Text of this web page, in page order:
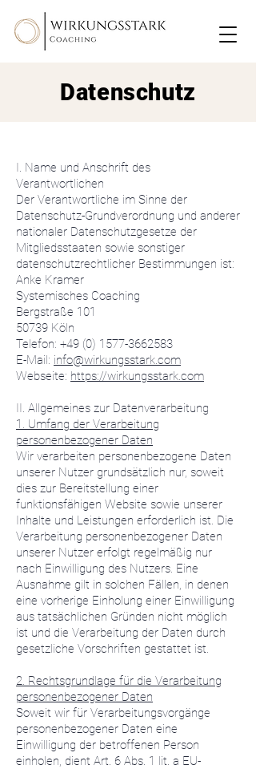
Datenschutz
I. Name und Anschrift des
Verantwortlichen
Der Verantwortliche im Sinne der
Datenschutz-Grundverordnung und anderer
nationaler Datenschutzgesetze der
Mitgliedsstaaten sowie sonstiger
datenschutzrechtlicher Bestimmungen ist:
Anke Kramer
Systemisches Coaching
Bergstraße 101
50739 Köln
Telefon: +49 (0) 1577-3662583
E-Mail: info@wirkungsstark.com
Webseite: https://wirkungsstark.com
II. Allgemeines zur Datenverarbeitung
1. Umfang der Verarbeitung
personenbezogener Daten
Wir verarbeiten personenbezogene Daten
unserer Nutzer grundsätzlich nur, soweit
dies zur Bereitstellung einer
funktionsfähigen Website sowie unserer
Inhalte und Leistungen erforderlich ist. Die
Verarbeitung personenbezogener Daten
unserer Nutzer erfolgt regelmäßig nur
nach Einwilligung des Nutzers. Eine
Ausnahme gilt in solchen Fällen, in denen
eine vorherige Einholung einer Einwilligung
aus tatsächlichen Gründen nicht möglich
ist und die Verarbeitung der Daten durch
gesetzliche Vorschriften gestattet ist.
2. Rechtsgrundlage für die Verarbeitung
personenbezogener Daten
Soweit wir für Verarbeitungsvorgänge
personenbezogener Daten eine
Einwilligung der betroffenen Person
einholen, dient Art. 6 Abs. 1 lit. a EU-